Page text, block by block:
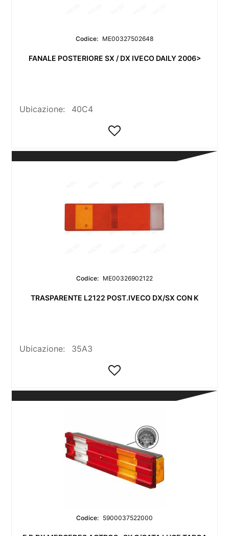
Codice: ME00327502648
FANALE POSTERIORE SX / DX IVECO DAILY 2006>
Ubicazione: 40C4
Codice: ME00326902122
TRASPARENTE L2122 POST.IVECO DX/SX CON K
Ubicazione: 35A3
Codice: 5900037522000